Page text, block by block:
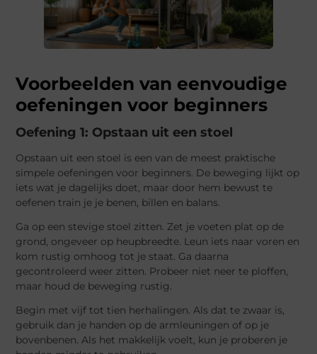
Voorbeelden van eenvoudige
oefeningen voor beginners
Oefening 1: Opstaan uit een stoel
Opstaan uit een stoel is een van de meest praktische
simpele oefeningen voor beginners. De beweging lijkt op
iets wat je dagelijks doet, maar door hem bewust te
oefenen train je je benen, billen en balans.
Ga op een stevige stoel zitten. Zet je voeten plat op de
grond, ongeveer op heupbreedte. Leun iets naar voren en
kom rustig omhoog tot je staat. Ga daarna
gecontroleerd weer zitten. Probeer niet neer te ploffen,
maar houd de beweging rustig.
Begin met vijf tot tien herhalingen. Als dat te zwaar is,
gebruik dan je handen op de armleuningen of op je
bovenbenen. Als het makkelijk voelt, kun je proberen je